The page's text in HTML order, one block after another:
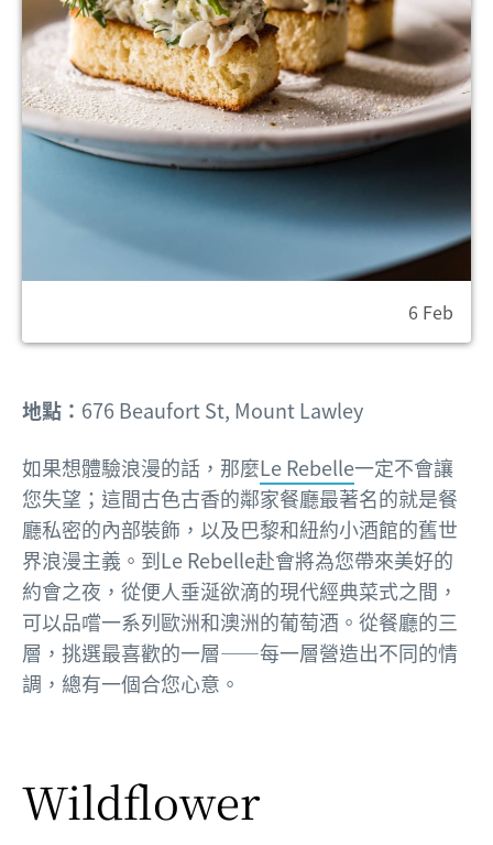
6 Feb
地點： 676 Beaufort St, Mount Lawley
如果想體驗浪漫的話，那麼Le Rebelle一定不會讓
您失望；這間古色古香的鄰家餐廳最著名的就是餐
廳私密的內部裝飾，以及巴黎和紐約小酒館的舊世
界浪漫主義。到Le Rebelle赴會將為您帶來美好的
約會之夜，從便人垂涎欲滴的現代經典菜式之間，
可以品嚐一系列歐洲和澳洲的葡萄酒。從餐廳的三
層，挑選最喜歡的一層——每一層營造出不同的情
調，總有一個合您心意。
Wildflower